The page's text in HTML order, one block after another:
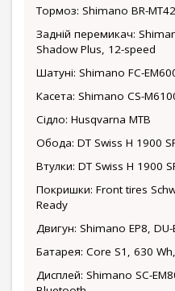
Тормоз: Shimano BR-
Задній перемикач:
Shadow Plus, 12-speed
Шатуні: Shimano FC-
Касета: Shimano CS-
Сідло: Husqvarna MTB
Обода: DT Swiss H 1900
Втулки: DT Swiss H 1900
Покришки: Front tires
Ready
Двигун: Shimano EP8,
Батарея: Core S1, 630
Дисплей: Shimano SC-